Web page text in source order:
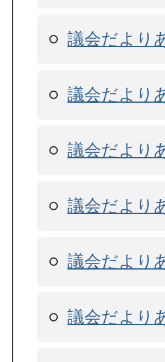
議会だより
議会だより
議会だより
議会だより
議会だより
議会だより